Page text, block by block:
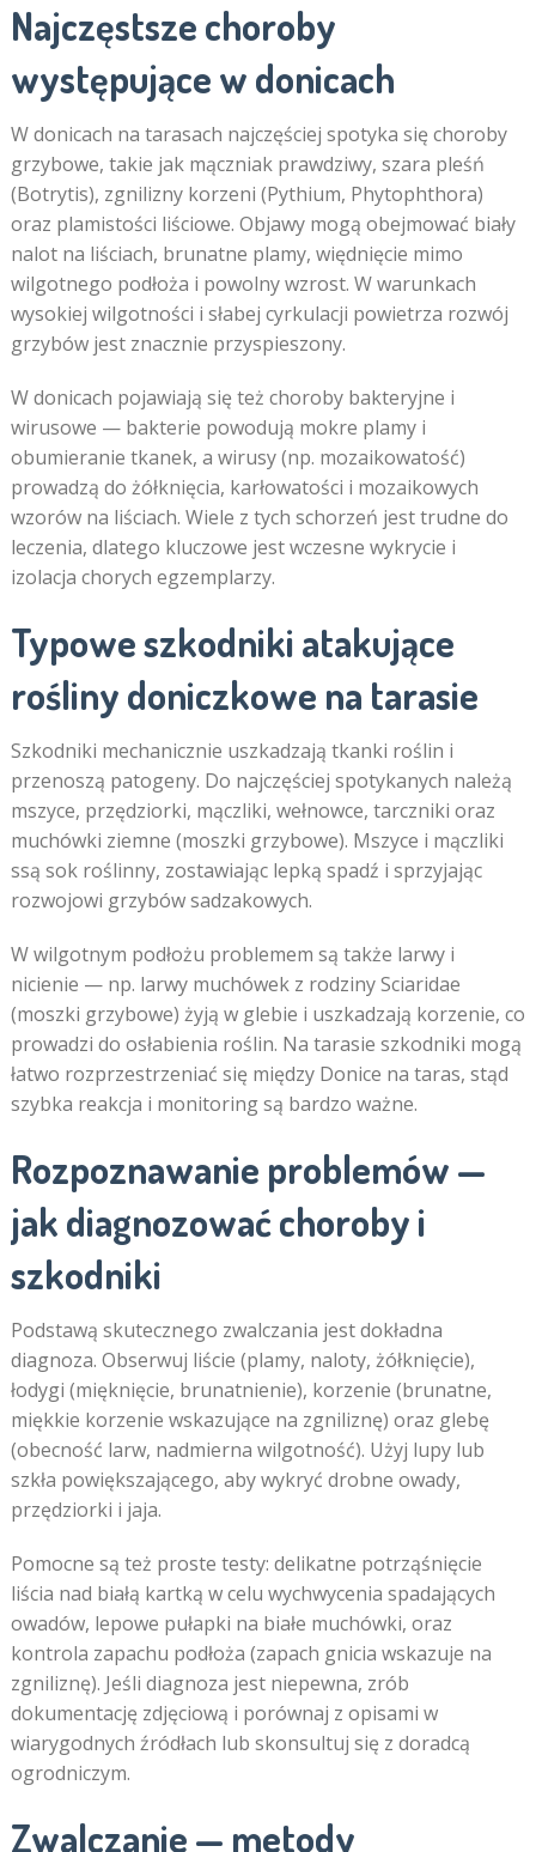
Najczęstsze choroby
występujące w donicach
W donicach na tarasach najczęściej spotyka się choroby
grzybowe, takie jak mączniak prawdziwy, szara pleśń
(Botrytis), zgnilizny korzeni (Pythium, Phytophthora)
oraz plamistości liściowe. Objawy mogą obejmować biały
nalot na liściach, brunatne plamy, więdnięcie mimo
wilgotnego podłoża i powolny wzrost. W warunkach
wysokiej wilgotności i słabej cyrkulacji powietrza rozwój
grzybów jest znacznie przyspieszony.
W donicach pojawiają się też choroby bakteryjne i
wirusowe — bakterie powodują mokre plamy i
obumieranie tkanek, a wirusy (np. mozaikowatość)
prowadzą do żółknięcia, karłowatości i mozaikowych
wzorów na liściach. Wiele z tych schorzeń jest trudne do
leczenia, dlatego kluczowe jest wczesne wykrycie i
izolacja chorych egzemplarzy.
Typowe szkodniki atakujące
rośliny doniczkowe na tarasie
Szkodniki mechanicznie uszkadzają tkanki roślin i
przenoszą patogeny. Do najczęściej spotykanych należą
mszyce, przędziorki, mączliki, wełnowce, tarczniki oraz
muchówki ziemne (moszki grzybowe). Mszyce i mączliki
ssą sok roślinny, zostawiając lepką spadź i sprzyjając
rozwojowi grzybów sadzakowych.
W wilgotnym podłożu problemem są także larwy i
nicienie — np. larwy muchówek z rodziny Sciaridae
(moszki grzybowe) żyją w glebie i uszkadzają korzenie, co
prowadzi do osłabienia roślin. Na tarasie szkodniki mogą
łatwo rozprzestrzeniać się między Donice na taras, stąd
szybka reakcja i monitoring są bardzo ważne.
Rozpoznawanie problemów —
jak diagnozować choroby i
szkodniki
Podstawą skutecznego zwalczania jest dokładna
diagnoza. Obserwuj liście (plamy, naloty, żółknięcie),
łodygi (mięknięcie, brunatnienie), korzenie (brunatne,
miękkie korzenie wskazujące na zgniliznę) oraz glebę
(obecność larw, nadmierna wilgotność). Użyj lupy lub
szkła powiększającego, aby wykryć drobne owady,
przędziorki i jaja.
Pomocne są też proste testy: delikatne potrząśnięcie
liścia nad białą kartką w celu wychwycenia spadających
owadów, lepowe pułapki na białe muchówki, oraz
kontrola zapachu podłoża (zapach gnicia wskazuje na
zgniliznę). Jeśli diagnoza jest niepewna, zrób
dokumentację zdjęciową i porównaj z opisami w
wiarygodnych źródłach lub skonsultuj się z doradcą
ogrodniczym.
Zwalczanie — metody